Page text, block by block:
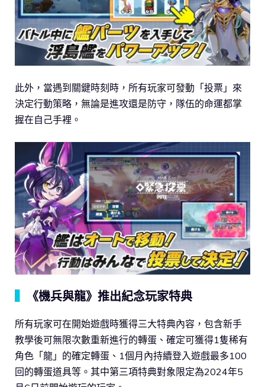
此外，當遇到關鍵時刻時，所有玩家可發動「投票」來
決定行動策略，無論是進攻還是防守，隊伍的命運都掌
握在自己手裡。
《機兵與龍》推出紀念玩家特典
所有玩家可在開始遊戲時獲得三大特典內容，包含新手
教學後可無限次數重新進行的轉蛋、確定可獲得1隻稀有
角色「龍」的確定轉蛋、1個月內持續登入遊戲最多100
回的轉蛋道具等。其中第三項特典對象限定為2024年5